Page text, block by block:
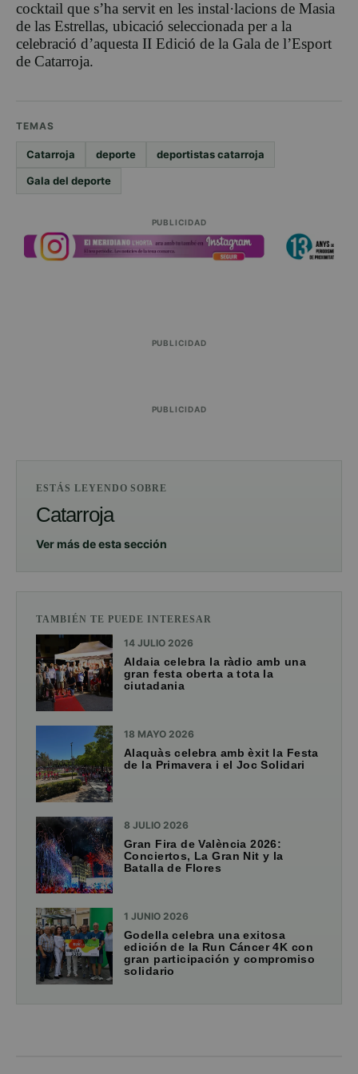
cocktail que s’ha servit en les instal·lacions de Masia
de las Estrellas, ubicació seleccionada per a la
celebració d’aquesta II Edició de la Gala de l’Esport
de Catarroja.
TEMAS
Catarroja deporte deportistas catarroja
Gala del deporte
PUBLICIDAD
PUBLICIDAD
PUBLICIDAD
ESTÁS LEYENDO SOBRE
Catarroja
Ver más de esta sección
TAMBIÉN TE PUEDE INTERESAR
14 JULIO 2026
Aldaia celebra la ràdio amb una
gran festa oberta a tota la
ciutadania
18 MAYO 2026
Alaquàs celebra amb èxit la Festa
de la Primavera i el Joc Solidari
8 JULIO 2026
Gran Fira de València 2026:
Conciertos, La Gran Nit y la
Batalla de Flores
1 JUNIO 2026
Godella celebra una exitosa
edición de la Run Cáncer 4K con
gran participación y compromiso
solidario